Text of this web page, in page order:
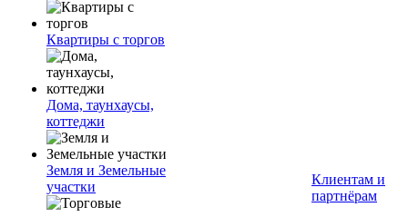
Квартиры с торгов
Дома, таунхаусы,
коттеджи
Земля и Земельные
участки
Клиентам и
партнёрам